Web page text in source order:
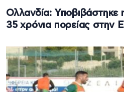
Ολλανδία: Υποβιβάστηκε
35 χρόνια πορείας στην